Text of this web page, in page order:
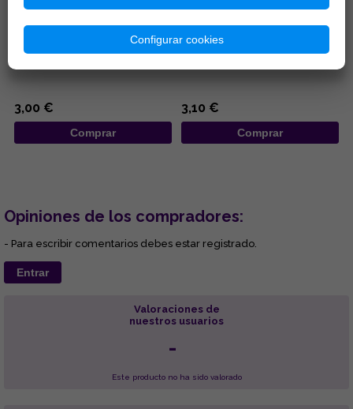
COLGANTE DE MADERA
DISEÑO MANO DE FATIMA DE
COLORES Y OJOS TURCOS
3,00 €
Comprar
LLAVERO ACERO DISEÑO
TETRAGRAMATON 3,5 X 10,5
3,10 €
Comprar
Opiniones de los compradores:
- Para escribir comentarios debes estar registrado.
Entrar
Valoraciones de
nuestros usuarios
-
Este producto no ha sido valorado
Configurar cookies